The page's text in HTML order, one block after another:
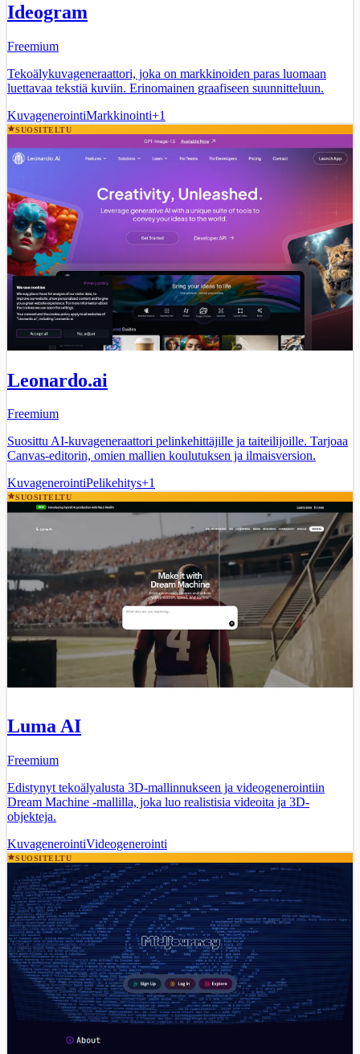
Ideogram
Freemium
Tekoälykuvageneraattori, joka on markkinoiden paras luomaan
luettavaa tekstiä kuviin. Erinomainen graafiseen suunnitteluun.
KuvagenerointiMarkkinointi+1
SUOSITELTU
Leonardo.ai
Freemium
Suosittu AI-kuvageneraattori pelinkehittäjille ja taiteilijoille. Tarjoaa
Canvas-editorin, omien mallien koulutuksen ja ilmaisversion.
KuvagenerointiPelikehitys+1
SUOSITELTU
Luma AI
Freemium
Edistynyt tekoälyalusta 3D-mallinnukseen ja videogenerointiin
Dream Machine -mallilla, joka luo realistisia videoita ja 3D-
objekteja.
KuvagenerointiVideogenerointi
SUOSITELTU